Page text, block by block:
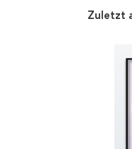
Zuletzt